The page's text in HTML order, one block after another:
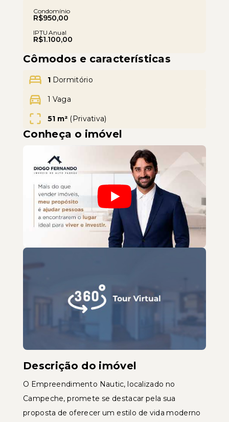
Condomínio
R$950,00
IPTU Anual
R$1.100,00
Cômodos e características
1 Dormitório
1 Vaga
51 m² (Privativa)
Conheça o imóvel
Descrição do imóvel
O Empreendimento Nautic, localizado no
Campeche, promete se destacar pela sua
proposta de oferecer um estilo de vida moderno